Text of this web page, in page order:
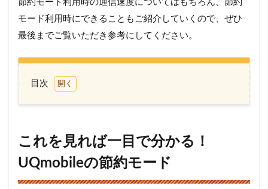
節約モード利用時の通信速度についてはもちろん、節約
モード利用時にできることもご紹介していくので、ぜひ
最後までご覧いただき参考にしてください。
目次
かる！
UQmobile
の節約モ
ード
これを見れば一目で分かる！
UQmobileの節約モード